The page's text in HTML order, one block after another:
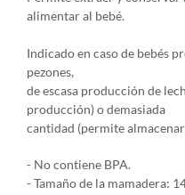
alimentar al bebé.
Indicado en caso de bebés
pezones,
de escasa producción de
producción) o demasiada
cantidad (permite
- No contiene BPA.
- Tamaño de la mamadera: